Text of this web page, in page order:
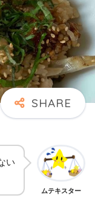
い
ムテキスター